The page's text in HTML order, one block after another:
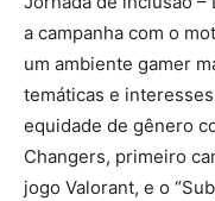
a campanha com o
um ambiente gamer
temáticas e
equidade de gênero
Changers, primeiro
jogo Valorant, e o